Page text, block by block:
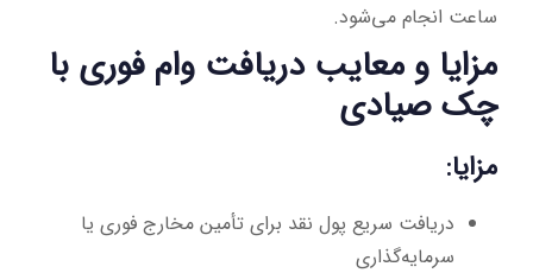
ساعت انجام می‌شود.
مزایا و معایب دریافت وام فوری با
چک صیادی
مزایا:
دریافت سریع پول نقد برای تأمین مخارج فوری یا
سرمایه‌گذاری